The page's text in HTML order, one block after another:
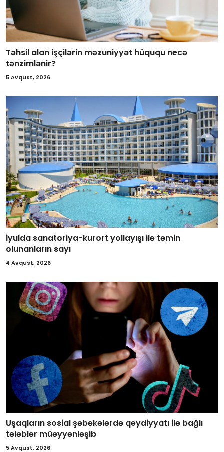
Təhsil alan işçilərin məzuniyyət hüququ necə
tənzimlənir?
5 Avqust, 2026
İyulda sanatoriya-kurort yollayışı ilə təmin
olunanların sayı
4 Avqust, 2026
Uşaqların sosial şəbəkələrdə qeydiyyatı ilə bağlı
tələblər müəyyənləşib
5 Avqust, 2026